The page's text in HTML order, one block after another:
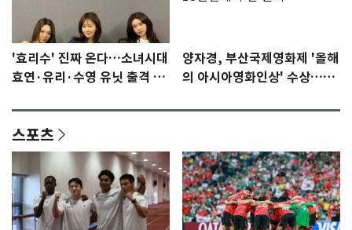
'효리수' 진짜 온다…소녀시대
효연·유리·수영 유닛 출격 [N
양자경, 부산국제영화제 '올해
의 아시아영화인상' 수상…15
스포츠